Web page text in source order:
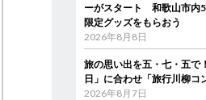
ーがスタート 和歌山市内
限定グッズをもらおう
2026年8月8日
旅の思い出を五・七・五
日」に合わせ「旅行川柳コ
2026年8月7日